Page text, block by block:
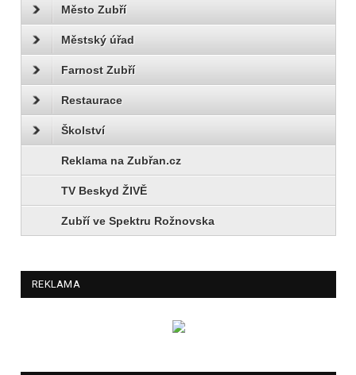
Město Zubří
Městský úřad
Farnost Zubří
Restaurace
Školství
Reklama na Zubřan.cz
TV Beskyd ŽIVĚ
Zubří ve Spektru Rožnovska
REKLAMA